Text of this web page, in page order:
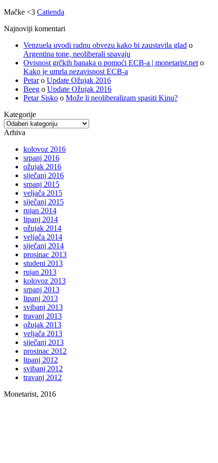
Mačke <3 Catienda
Najnoviji komentari
Venzuela uvodi radnu obvezu kako bi zaustavila glad o
Argentina tone, neoliberali spavaju
Ovisnost grčkih banaka o pomoći ECB-a | monetarist.net o
Kako je umrla nezavisnost ECB-a
Petaro Update Ožujak 2016
Beeg o Update Ožujak 2016
Petar Sisko o Može li neoliberalizam spasiti Kinu?
Kategorije
Kategorije
Arhiva
kolovoz 2016
srpanj 2016
ožujak 2016
siječanj 2016
srpanj 2015
veljača 2015
siječanj 2015
rujan 2014
lipanj 2014
ožujak 2014
veljača 2014
siječanj 2014
prosinac 2013
studeni 2013
rujan 2013
kolovoz 2013
srpanj 2013
lipanj 2013
svibanj 2013
travanj 2013
ožujak 2013
veljača 2013
siječanj 2013
prosinac 2012
lipanj 2012
svibanj 2012
travanj 2012
Monetarist, 2016